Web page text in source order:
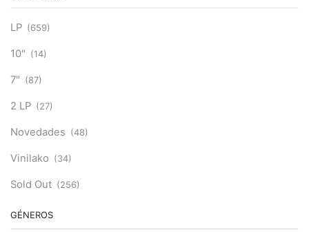
LP (659)
10" (14)
7" (87)
2 LP (27)
Novedades (48)
Vinilako (34)
Sold Out (256)
GÉNEROS